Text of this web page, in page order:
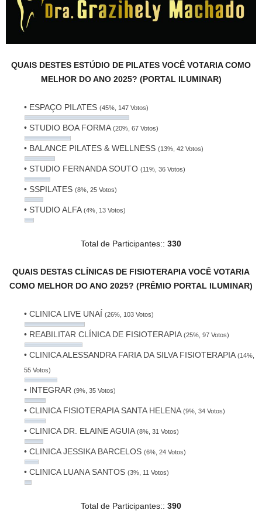
QUAIS DESTES ESTÚDIO DE PILATES VOCÊ VOTARIA COMO
MELHOR DO ANO 2025? (PORTAL ILUMINAR)
• ESPAÇO PILATES (45%, 147 Votos)
• STUDIO BOA FORMA (20%, 67 Votos)
• BALANCE PILATES & WELLNESS (13%, 42 Votos)
• STUDIO FERNANDA SOUTO (11%, 36 Votos)
• SSPILATES (8%, 25 Votos)
• STUDIO ALFA (4%, 13 Votos)
Total de Participantes:: 330
QUAIS DESTAS CLÍNICAS DE FISIOTERAPIA VOCÊ VOTARIA
COMO MELHOR DO ANO 2025? (PRÊMIO PORTAL ILUMINAR)
• CLINICA LIVE UNAÍ (26%, 103 Votos)
• REABILITAR CLÍNICA DE FISIOTERAPIA (25%, 97 Votos)
• CLINICA ALESSANDRA FARIA DA SILVA FISIOTERAPIA (14%,
55 Votos)
• INTEGRAR (9%, 35 Votos)
• CLINICA FISIOTERAPIA SANTA HELENA (9%, 34 Votos)
• CLINICA DR. ELAINE AGUIA (8%, 31 Votos)
• CLINICA JESSIKA BARCELOS (6%, 24 Votos)
• CLINICA LUANA SANTOS (3%, 11 Votos)
Total de Participantes:: 390